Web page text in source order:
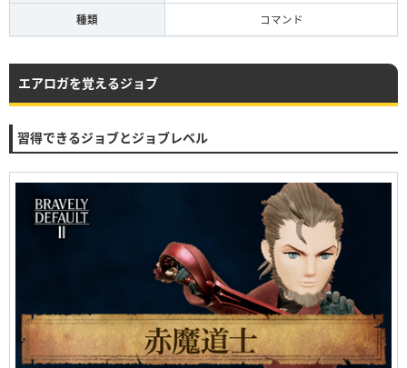
種類 コマンド
エアロガを覚えるジョブ
習得できるジョブとジョブレベル